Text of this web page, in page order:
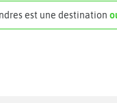
est une destination